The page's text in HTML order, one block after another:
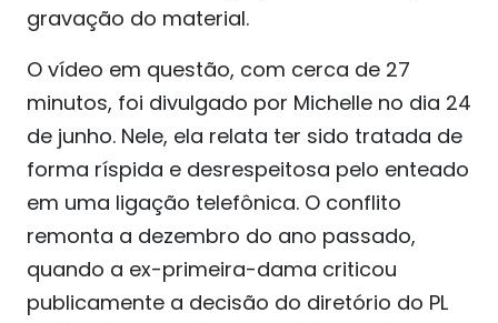
gravação do material.
O vídeo em questão, com cerca de 27
minutos, foi divulgado por Michelle no dia 24
de junho. Nele, ela relata ter sido tratada de
forma ríspida e desrespeitosa pelo enteado
em uma ligação telefônica. O conflito
remonta a dezembro do ano passado,
quando a ex-primeira-dama criticou
publicamente a decisão do diretório do PL